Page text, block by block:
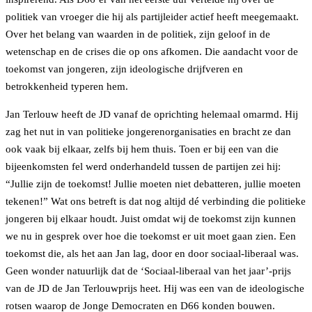
politiek van vroeger die hij als partijleider actief heeft meegemaakt.
Over het belang van waarden in de politiek, zijn geloof in de
wetenschap en de crises die op ons afkomen. Die aandacht voor de
toekomst van jongeren, zijn ideologische drijfveren en
betrokkenheid typeren hem.
Jan Terlouw heeft de JD vanaf de oprichting helemaal omarmd. Hij
zag het nut in van politieke jongerenorganisaties en bracht ze dan
ook vaak bij elkaar, zelfs bij hem thuis. Toen er bij een van die
bijeenkomsten fel werd onderhandeld tussen de partijen zei hij:
“Jullie zijn de toekomst! Jullie moeten niet debatteren, jullie moeten
tekenen!” Wat ons betreft is dat nog altijd dé verbinding die politieke
jongeren bij elkaar houdt. Juist omdat wij de toekomst zijn kunnen
we nu in gesprek over hoe die toekomst er uit moet gaan zien. Een
toekomst die, als het aan Jan lag, door en door sociaal-liberaal was.
Geen wonder natuurlijk dat de ‘Sociaal-liberaal van het jaar’-prijs
van de JD de Jan Terlouwprijs heet. Hij was een van de ideologische
rotsen waarop de Jonge Democraten en D66 konden bouwen.